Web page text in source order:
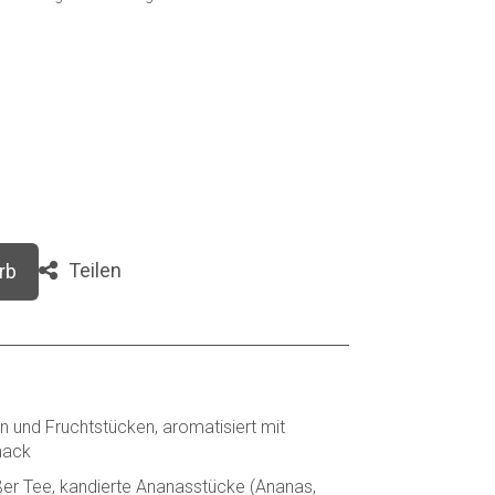
Teilen
und Fruchtstücken, aromatisiert mit
Tee, kandierte Ananasstücke (Ananas,